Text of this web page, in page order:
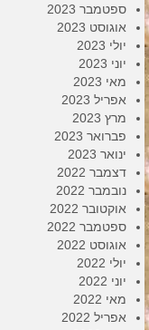
ספטמבר 2023
אוגוסט 2023
יולי 2023
יוני 2023
מאי 2023
אפריל 2023
מרץ 2023
פברואר 2023
ינואר 2023
דצמבר 2022
נובמבר 2022
אוקטובר 2022
ספטמבר 2022
אוגוסט 2022
יולי 2022
יוני 2022
מאי 2022
אפריל 2022